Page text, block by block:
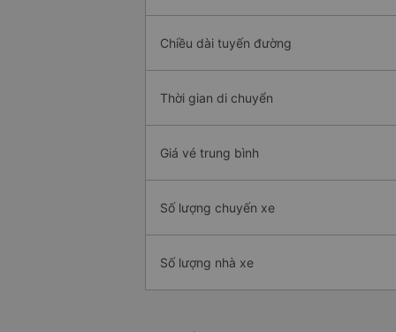
Chiều dài tuyến đường
Thời gian di chuyển
Giá vé trung bình
Số lượng chuyến xe
Số lượng nhà xe